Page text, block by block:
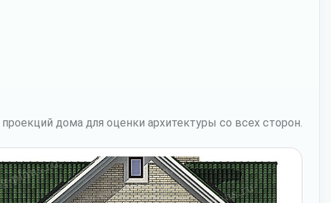
дома для оценки архитектуры со всех сторон.